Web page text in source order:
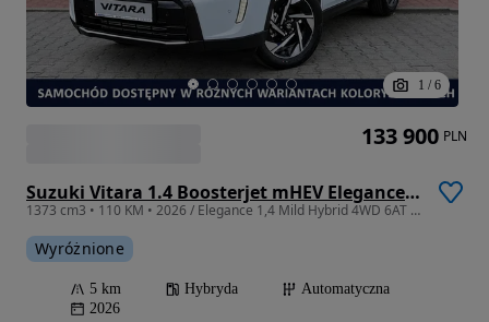
1 / 6
Suzuki Vitara 1.4 Boosterjet mHEV Elegance 4WD
1373 cm3 • 110 KM • 2026 / Elegance 1,4 Mild Hybrid 4WD 6AT Superior White
Wyróżnione
5 km Hybryda
Automatyczna
2026
133 900 PLN